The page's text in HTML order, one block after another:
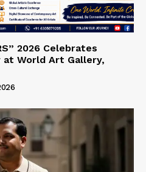
2026 Celebrates
World Art Gallery,